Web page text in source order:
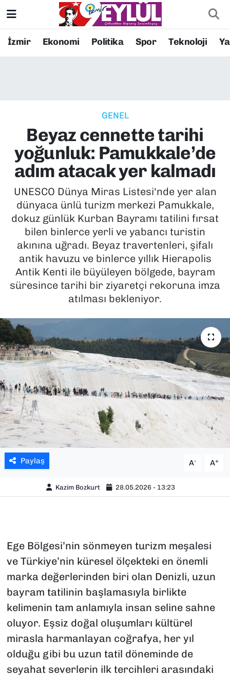
İzmir Ekonomi Politika Spor Teknoloji
GENEL
Beyaz cennette tarihi
yoğunluk: Pamukkale’de
adım atacak yer kalmadı
UNESCO Dünya Miras Listesi'nde yer alan
dünyaca ünlü turizm merkezi Pamukkale,
dokuz günlük Kurban Bayramı tatilini fırsat
bilen binlerce yerli ve yabancı turistin
akınına uğradı. Beyaz travertenleri, şifalı
antik havuzu ve binlerce yıllık Hierapolis
Antik Kenti ile büyüleyen bölgede, bayram
süresince tarihi bir ziyaretçi rekoruna imza
atılması bekleniyor.
Paylaş A- A+
Kazim Bozkurt 28.05.2026 - 13:23
Ege Bölgesi’nin sönmeyen turizm meşalesi
ve Türkiye’nin küresel ölçekteki en önemli
marka değerlerinden biri olan Denizli, uzun
bayram tatilinin başlamasıyla birlikte
kelimenin tam anlamıyla insan seline sahne
oluyor. Eşsiz doğal oluşumları kültürel
mirasla harmanlayan coğrafya, her yıl
olduğu gibi bu uzun tatil döneminde de
seyahat severlerin ilk tercihleri arasındaki
Resmi İlanlar
EKONOMİ
KÜLTÜR SANAT
MAGAZİN
POLİTİKA
SAĞLIK
SPOR
TEKNOLOJİ
YAŞAM
YEREL YÖNETİMLER
Konak Nöbetçi Eczaneler
Süper Lig Puan Durumu ve Fikstür
Tüm Manşetler
Son Dakika Haberleri
Haber Arşivi